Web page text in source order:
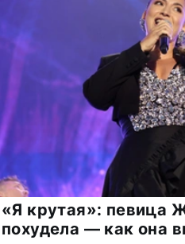
«Я крутая»: певица
похудела — как она